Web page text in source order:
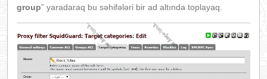
group” yaradaraq bu səhifələri bir ad altında toplayaq.